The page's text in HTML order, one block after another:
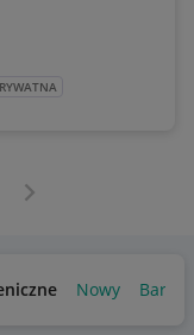
Następna strona
Nowy